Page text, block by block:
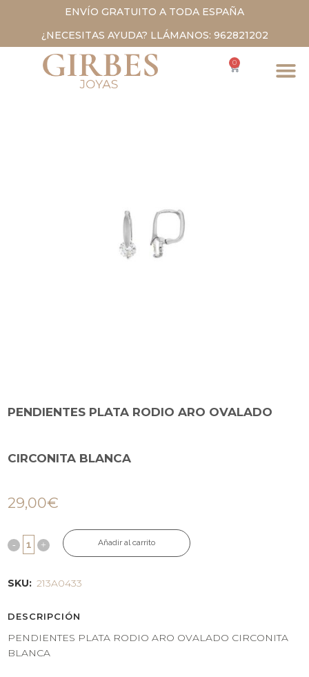
ENVÍO GRATUITO A TODA ESPAÑA
¿NECESITAS AYUDA? LLÁMANOS: 962821202
0
PENDIENTES PLATA RODIO ARO OVALADO
CIRCONITA BLANCA
29,00€
Añadir al carrito
SKU: 213A0433
DESCRIPCIÓN
PENDIENTES PLATA RODIO ARO OVALADO CIRCONITA
BLANCA